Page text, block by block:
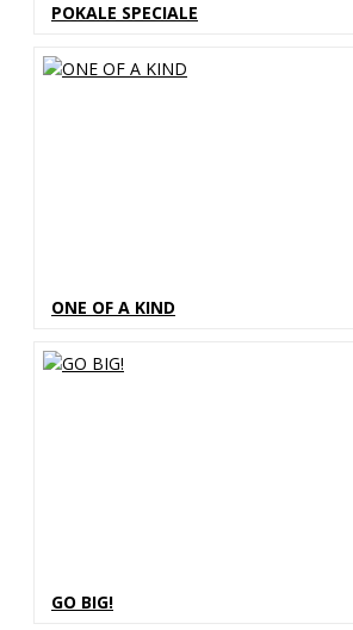
POKALE SPECIALE
ONE OF A KIND
GO BIG!